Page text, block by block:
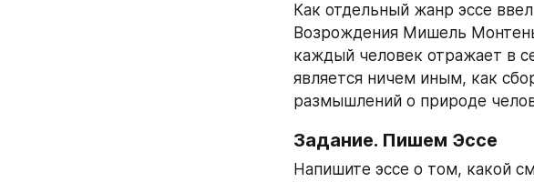
Как отдельный жанр эссе
Возрождения Мишель
каждый человек отражает в
является ничем иным, как
размышлений о природе
Задание. Пишем Эссе
Напишите эссе о том, какой